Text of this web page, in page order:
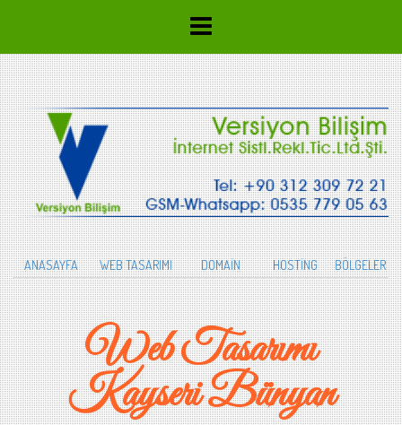
ANASAYFA WEB TASARIMI DOMAİN HOSTİNG BÖLGELER
Web Tasarımı
Kayseri Bünyan